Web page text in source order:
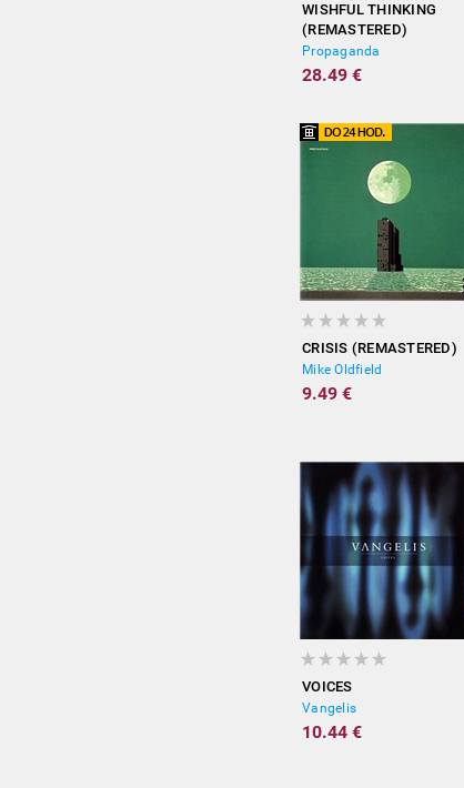
WISHFUL THINKING
(REMASTERED)
Propaganda
28.49 €
CRISIS (REMASTERED)
Mike Oldfield
9.49 €
VOICES
Vangelis
10.44 €